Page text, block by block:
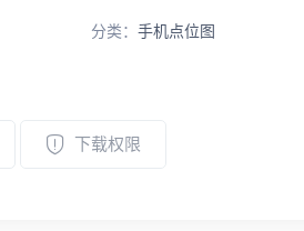
分类： 手机点位图
下载权限